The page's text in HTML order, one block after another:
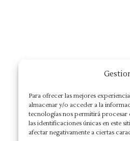
Para ofrecer las mejores
almacenar y/o acceder a la
tecnologías nos permitirá
las identificaciones únicas en este
afectar negativamente a ciertas